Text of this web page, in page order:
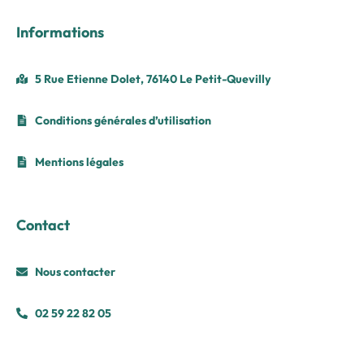
Informations
5 Rue Etienne Dolet, 76140 Le Petit-Quevilly
Conditions générales d’utilisation
Mentions légales
Contact
Nous contacter
02 59 22 82 05